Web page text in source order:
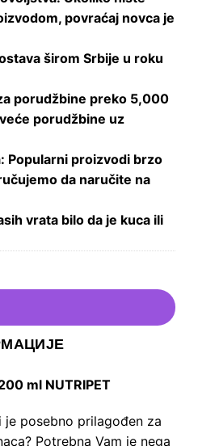
povraćaj novca je
širom Srbije u roku
porudžbine preko 5,000
porudžbine uz
Popularni proizvodi brzo
da naručite na
vrata bilo da je kuca ili
ml NUTRIPET
posebno prilagođen za
Potrebna Vam je nega